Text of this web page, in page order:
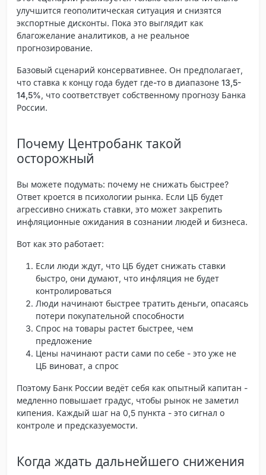
улучшится геополитическая ситуация и снизятся
экспортные дисконты. Пока это выглядит как
благожелание аналитиков, а не реальное
прогнозирование.
Базовый сценарий консервативнее. Он предполагает,
что ставка к концу года будет где-то в диапазоне 13,5-
14,5%, что соответствует собственному прогнозу Банка
России.
Почему Центробанк такой
осторожный
Вы можете подумать: почему не снижать быстрее?
Ответ кроется в психологии рынка. Если ЦБ будет
агрессивно снижать ставки, это может закрепить
инфляционные ожидания в сознании людей и бизнеса.
Вот как это работает:
Если люди ждут, что ЦБ будет снижать ставки
быстро, они думают, что инфляция не будет
контролироваться
Люди начинают быстрее тратить деньги, опасаясь
потери покупательной способности
Спрос на товары растет быстрее, чем
предложение
Цены начинают расти сами по себе - это уже не
ЦБ виноват, а спрос
Поэтому Банк России ведёт себя как опытный капитан -
медленно повышает градус, чтобы рынок не заметил
кипения. Каждый шаг на 0,5 пункта - это сигнал о
контроле и предсказуемости.
Когда ждать дальнейшего снижения